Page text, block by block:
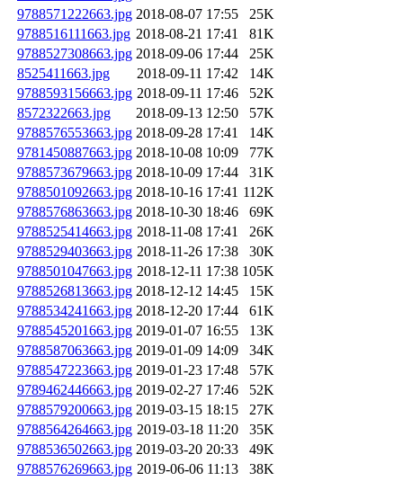
9788571222663.jpg 2018-08-07 17:55
25K
9788516111663.jpg 2018-08-21 17:41
81K
9788527308663.jpg 2018-09-06 17:44
25K
8525411663.jpg
2018-09-11 17:42
14K
9788593156663.jpg 2018-09-11 17:46
52K
8572322663.jpg
2018-09-13 12:50
57K
9788576553663.jpg 2018-09-28 17:41
14K
9781450887663.jpg 2018-10-08 10:09
77K
9788573679663.jpg 2018-10-09 17:44
31K
9788501092663.jpg 2018-10-16 17:41 112K
9788576863663.jpg 2018-10-30 18:46
69K
9788525414663.jpg 2018-11-08 17:41
26K
9788529403663.jpg 2018-11-26 17:38
30K
9788501047663.jpg 2018-12-11 17:38 105K
9788526813663.jpg 2018-12-12 14:45
15K
9788534241663.jpg 2018-12-20 17:44
61K
9788545201663.jpg 2019-01-07 16:55
13K
9788587063663.jpg 2019-01-09 14:09
34K
9788547223663.jpg 2019-01-23 17:48
57K
9789462446663.jpg 2019-02-27 17:46
52K
9788579200663.jpg 2019-03-15 18:15
27K
9788564264663.jpg 2019-03-18 11:20
35K
9788536502663.jpg 2019-03-20 20:33
49K
9788576269663.jpg 2019-06-06 11:13
38K